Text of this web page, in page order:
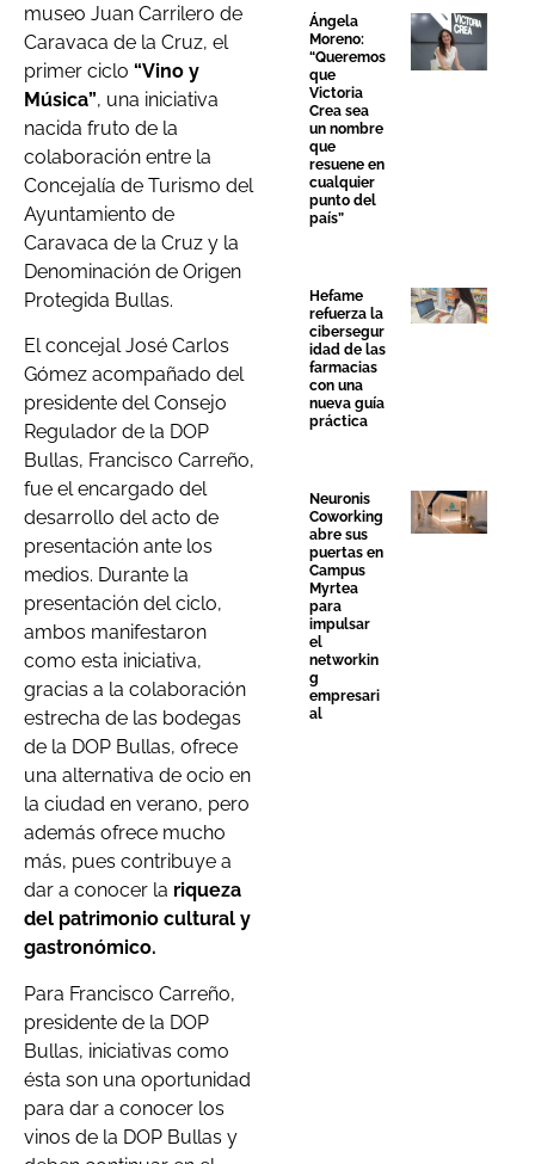
museo Juan Carrilero de
Caravaca de la Cruz, el
primer ciclo “Vino y
Música”, una iniciativa
nacida fruto de la
colaboración entre la
Concejalía de Turismo del
Ayuntamiento de
Caravaca de la Cruz y la
Denominación de Origen
Protegida Bullas.
El concejal José Carlos
Gómez acompañado del
presidente del Consejo
Regulador de la DOP
Bullas, Francisco Carreño,
fue el encargado del
desarrollo del acto de
presentación ante los
medios. Durante la
presentación del ciclo,
ambos manifestaron
como esta iniciativa,
gracias a la colaboración
estrecha de las bodegas
de la DOP Bullas, ofrece
una alternativa de ocio en
la ciudad en verano, pero
además ofrece mucho
más, pues contribuye a
dar a conocer la riqueza
del patrimonio cultural y
gastronómico.
Para Francisco Carreño,
presidente de la DOP
Bullas, iniciativas como
ésta son una oportunidad
para dar a conocer los
vinos de la DOP Bullas y
Ángela
Moreno:
“Queremos
que
Victoria
Crea sea
un nombre
que
resuene en
cualquier
punto del
país”
Hefame
refuerza la
cibersegur
idad de las
farmacias
con una
nueva guía
práctica
Neuronis
Coworking
abre sus
puertas en
Campus
Myrtea
para
impulsar
el
networkin
g
empresari
al